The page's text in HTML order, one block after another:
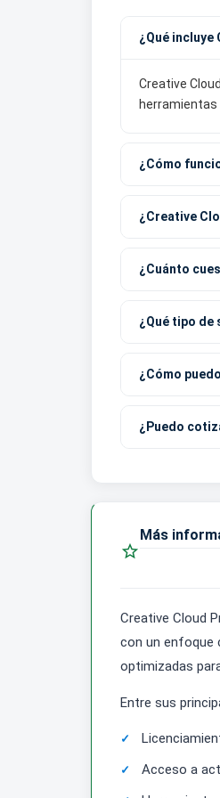
¿Qué
Creative
herramientas
¿Cómo
¿Creative
¿Cuánto
¿Qué tipo
¿Cómo
¿Puedo

Más
Creative Cloud
con un enfoque
optimizadas
Entre sus
Acceso a